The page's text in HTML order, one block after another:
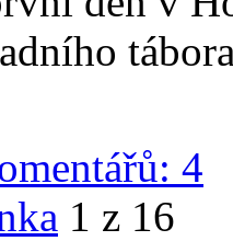
4
1 z 16